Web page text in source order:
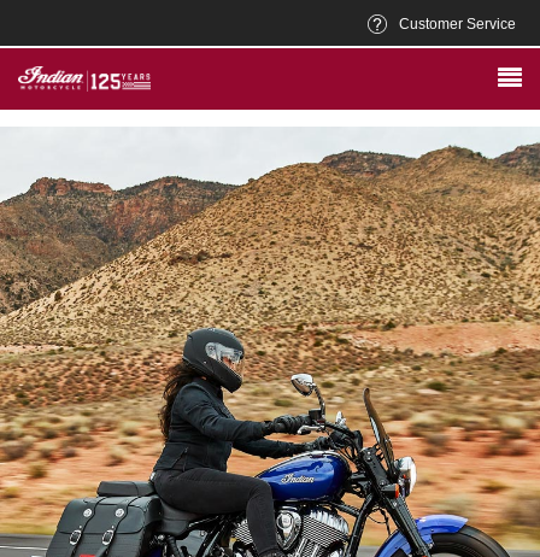
Customer Service